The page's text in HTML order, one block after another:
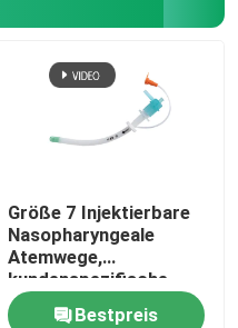
EVP
Größe 7 Injektierbare
Nasopharyngeale
Atemwege,
kundenspezifische
ODM unterstützt
Bestpreis